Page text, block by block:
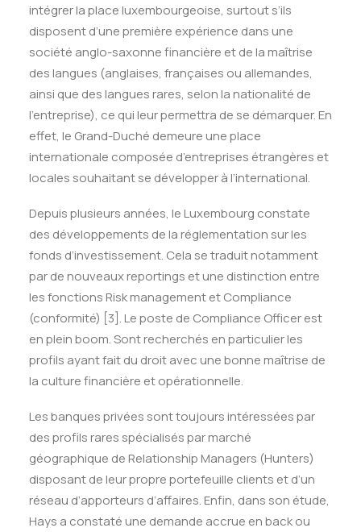
intégrer la place luxembourgeoise, surtout s’ils
disposent d’une première expérience dans une
société anglo-saxonne financière et de la maîtrise
des langues (anglaises, françaises ou allemandes,
ainsi que des langues rares, selon la nationalité de
l’entreprise), ce qui leur permettra de se démarquer. En
effet, le Grand-Duché demeure une place
internationale composée d’entreprises étrangères et
locales souhaitant se développer à l’international.
Depuis plusieurs années, le Luxembourg constate
des développements de la réglementation sur les
fonds d’investissement. Cela se traduit notamment
par de nouveaux reportings et une distinction entre
les fonctions Risk management et Compliance
(conformité) [3]. Le poste de Compliance Officer est
en plein boom. Sont recherchés en particulier les
profils ayant fait du droit avec une bonne maîtrise de
la culture financière et opérationnelle.
Les banques privées sont toujours intéressées par
des profils rares spécialisés par marché
géographique de Relationship Managers (Hunters)
disposant de leur propre portefeuille clients et d’un
réseau d’apporteurs d’affaires. Enfin, dans son étude,
Hays a constaté une demande accrue en back ou